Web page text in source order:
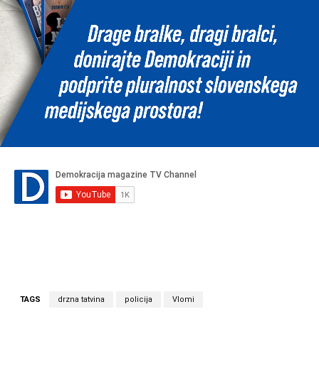
TAGS drzna tatvina policija Vlomi